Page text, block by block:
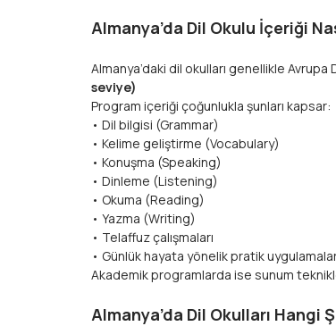
Almanya’da Dil Okulu İçeriği
Almanya’daki dil okulları genellikle
seviye)
Program içeriği çoğunlukla şunları kapsar:
• Dil bilgisi (Grammar)
• Kelime geliştirme (Vocabulary)
• Konuşma (Speaking)
• Dinleme (Listening)
• Okuma (Reading)
• Yazma (Writing)
• Telaffuz çalışmaları
• Günlük hayata yönelik pratik
Akademik programlarda ise sunum
Almanya’da Dil Okulları